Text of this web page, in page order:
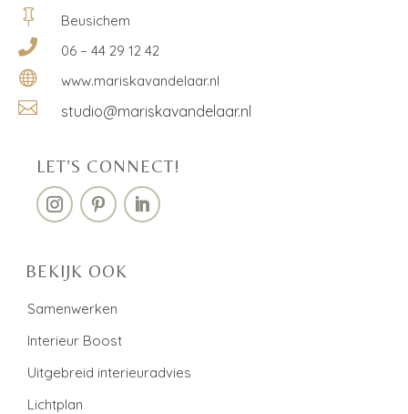
 Beusichem
 06 – 44 29 12 42
 www.mariskavandelaar.nl
 studio@mariskavandelaar.nl
LET’S CONNECT!
BEKIJK OOK
Samenwerken
Interieur Boost
Uitgebreid interieuradvies
Lichtplan